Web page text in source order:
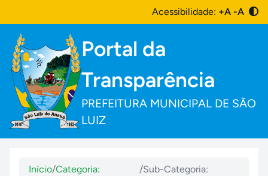
Acessibilidade: +A -A
Portal da
Transparência
PREFEITURA MUNICIPAL DE SÃO
LUIZ
Início/Categoria:
/Sub-Categoria: